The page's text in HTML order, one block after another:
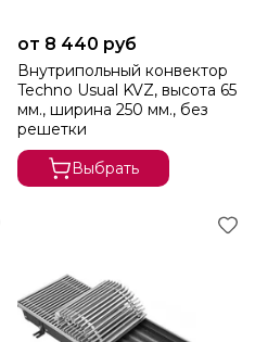
от 8 440 руб
Внутрипольный конвектор
Techno Usual KVZ, высота 65
мм., ширина 250 мм., без
решетки
Выбрать